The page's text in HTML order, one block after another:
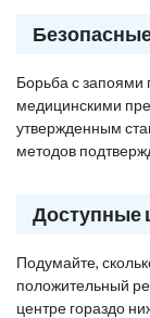
Борьба с запоями
медицинскими
утвержденным
методов
Доступные
Подумайте,
положительный
центре гораздо